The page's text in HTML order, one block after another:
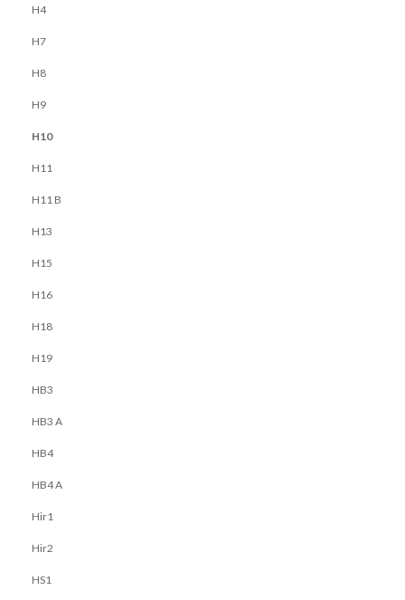
Pesquisar
H4
H7
H8
H9
H10
H11
H11 B
H13
H15
H16
H18
H19
HB3
HB3 A
HB4
HB4 A
Hir1
Hir2
HS1